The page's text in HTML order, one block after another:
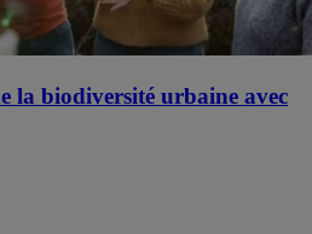
la biodiversité urbaine avec